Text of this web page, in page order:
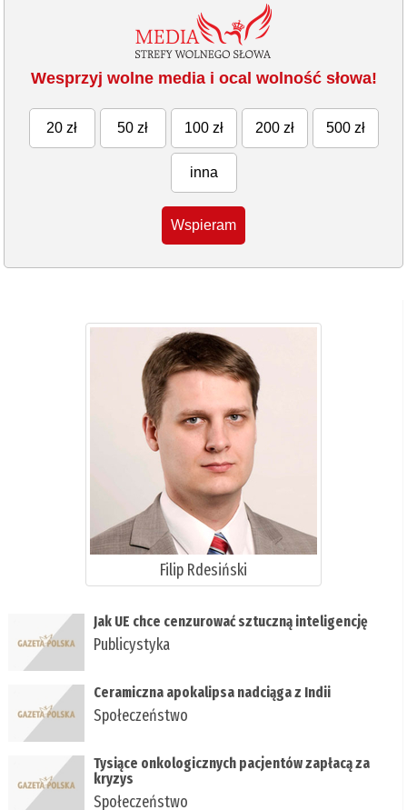
Wesprzyj wolne media i ocal wolność słowa!
20 zł 50 zł 100 zł 200 zł 500 zł
inna
Wspieram
Filip Rdesiński
Jak UE chce cenzurować sztuczną inteligencję
Publicystyka
Ceramiczna apokalipsa nadciąga z Indii
Społeczeństwo
Tysiące onkologicznych pacjentów zapłacą za
kryzys
Społeczeństwo